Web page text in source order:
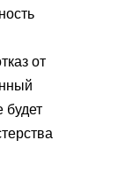
от
будет